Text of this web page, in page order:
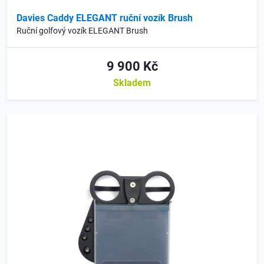
Davies Caddy ELEGANT ruční vozík Brush
Ruční golfový vozík ELEGANT Brush
9 900 Kč
Skladem